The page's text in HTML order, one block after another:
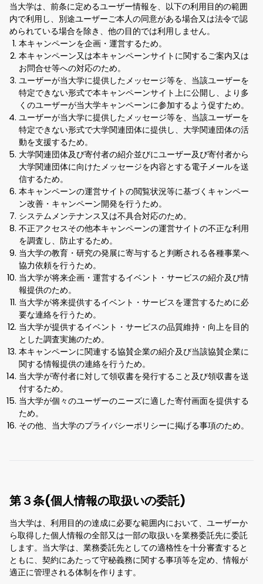
当大学は、前条に定めるユーザー情報を、以下の利用目的の範囲
内で利用し、別途ユーザーご本人の同意がある場合又は法令で認
められている場合を除き、他の目的では利用しません。
本キャンペーンを企画・運営するため。
本キャンペーン又は本キャンペーンサイトに関するご案内又は
お問合せ等への対応のため。
ユーザーが当大学に提供したメッセージ等を、当該ユーザーを
特定できない形式で本キャンペーンサイト上に公開し、より多
くのユーザーが当大学キャンペーンに参加するよう促すため。
ユーザーが当大学に提供したメッセージ等を、当該ユーザーを
特定できない形式で大学関連団体に提供し、大学関連団体の活
動を支援するため。
大学関連団体及び寄付者の紹介並びにユーザー及び寄付者から
大学関連団体に向けたメッセージを内容とする電子メールを送
信するため。
本キャンペーンの運営サイトの閲覧状況等に基づくキャンペー
ン改善・キャンペーン開発を行うため。
システムメンテナンス又は不具合対応のため。
不正アクセスその他本キャンペーンの運営サイトの不正な利用
を調査し、防止するため。
当大学の教育・研究の発展に寄与すると判断される各種事業へ
協力依頼を行うため。
当大学が将来企画・運営するイベント・サービスの紹介及び情
報提供のため。
当大学が将来提供するイベント・サービスを運営するために必
要な連絡を行うため。
当大学が提供するイベント・サービスの品質維持・向上を目的
とした調査実施のため。
本キャンペーンに関連する協賛企業の紹介及び当該協賛企業に
関する情報提供の連絡を行うため。
当大学が寄付者に対して領収書を発行すること及び領収書を送
付するため。
当大学が個々のユーザーのニーズに適した寄付画面を提供する
ため。
その他、当大学のプライバシーポリシーに掲げる事項のため。
第３条(個人情報の取扱いの委託)
当大学は、利用目的の達成に必要な範囲内において、ユーザーか
ら取得した個人情報の全部又は一部の取扱いを業務委託先に委託
します。当大学は、業務委託先としての適格性を十分審査すると
ともに、契約にあたって守秘義務に関する事項等を定め、情報が
適正に管理される体制を作ります。